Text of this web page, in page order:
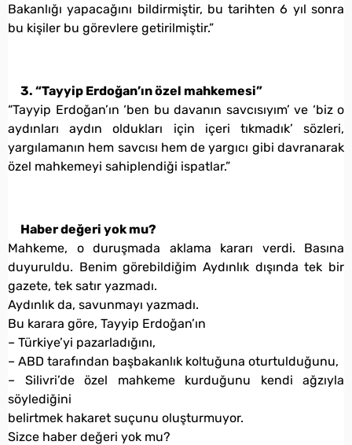
Bakanlığı yapacağını bildirmiştir, bu tarihten 6 yıl sonra
bu kişiler bu görevlere getirilmiştir.”
3. “Tayyip Erdoğan’ın özel mahkemesi”
“Tayyip Erdoğan’ın ‘ben bu davanın savcısıyım’ ve ‘biz o
aydınları aydın oldukları için içeri tıkmadık’ sözleri,
yargılamanın hem savcısı hem de yargıcı gibi davranarak
özel mahkemeyi sahiplendiği ispatlar.”
Haber değeri yok mu?
Mahkeme, o duruşmada aklama kararı verdi. Basına
duyuruldu. Benim görebildiğim Aydınlık dışında tek bir
gazete, tek satır yazmadı.
Aydınlık da, savunmayı yazmadı.
Bu karara göre, Tayyip Erdoğan’ın
– Türkiye’yi pazarladığını,
– ABD tarafından başbakanlık koltuğuna oturtulduğunu,
– Silivri’de özel mahkeme kurduğunu kendi ağzıyla
söylediğini
belirtmek hakaret suçunu oluşturmuyor.
Sizce haber değeri yok mu?